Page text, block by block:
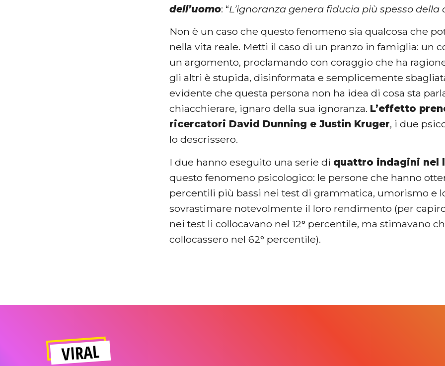
dell’uomo: “L’ignoranza genera fiducia più spesso della
Non è un caso che questo fenomeno sia qualcosa che
nella vita reale. Metti il caso di un pranzo in famiglia: un
un argomento, proclamando con coraggio che ha
gli altri è stupida, disinformata e semplicemente
evidente che questa persona non ha idea di cosa sta
chiacchierare, ignaro della sua ignoranza. L’effetto
ricercatori David Dunning e Justin Kruger, i due
lo descrissero.
I due hanno eseguito una serie di quattro indagini nel
questo fenomeno psicologico: le persone che hanno
percentili più bassi nei test di grammatica, umorismo e
sovrastimare notevolmente il loro rendimento (per
nei test li collocavano nel 12° percentile, ma stimavano
collocassero nel 62° percentile).
VIRAL